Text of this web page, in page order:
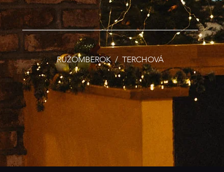
RUŽOMBEROK / TERCHOVÁ